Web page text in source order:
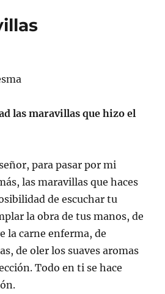
las maravillas que hizo el
para pasar por mi
las maravillas que haces
de escuchar tu
la obra de tus manos, de
la carne enferma, de
de oler los suaves aromas
Todo en ti se hace